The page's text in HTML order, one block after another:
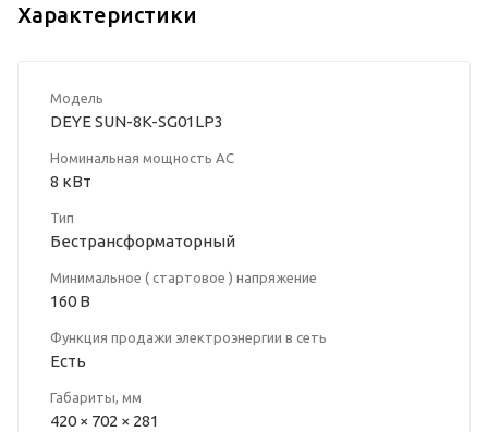
Характеристики
Модель
DEYE SUN-8K-SG01LP3
Номинальная мощность АС
8 кВт
Тип
Бестрансформаторный
Минимальное ( стартовое ) напряжение
160 В
Функция продажи электроэнергии в сеть
Есть
Габариты, мм
420 × 702 × 281